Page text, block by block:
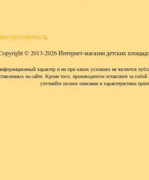
авторизоваться.
© 2013-2026 Интернет-магазин детских
характер и ни при каких условиях не является
на сайте. Кроме того, производители оставляют за
уточняйте полное описание и характеристики